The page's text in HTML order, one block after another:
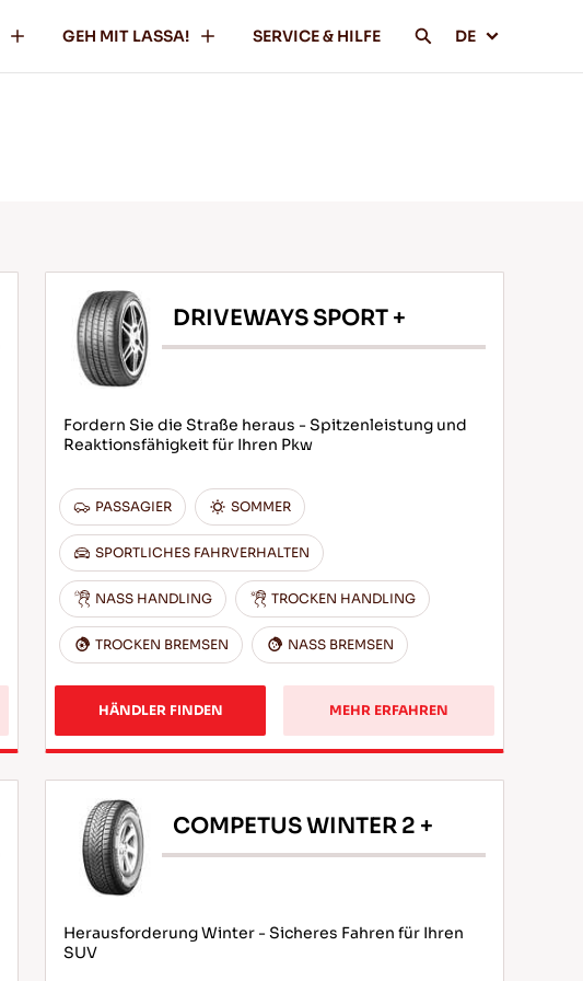
GEH MIT LASSA! SERVICE & HILFE DE
DRIVEWAYS SPORT +
Fordern Sie die Straße heraus - Spitzenleistung und
Reaktionsfähigkeit für Ihren Pkw
PASSAGIER SOMMER
SPORTLICHES FAHRVERHALTEN
NASS HANDLING TROCKEN HANDLING
TROCKEN BREMSEN NASS BREMSEN
HÄNDLER FINDEN MEHR ERFAHREN
COMPETUS WINTER 2 +
Herausforderung Winter - Sicheres Fahren für Ihren
SUV